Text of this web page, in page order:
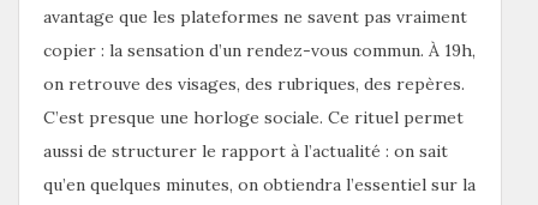
avantage que les plateformes ne savent pas vraiment
copier : la sensation d’un rendez-vous commun. À 19h,
on retrouve des visages, des rubriques, des repères.
C’est presque une horloge sociale. Ce rituel permet
aussi de structurer le rapport à l’actualité : on sait
qu’en quelques minutes, on obtiendra l’essentiel sur la